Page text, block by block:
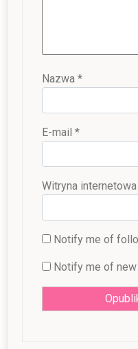
Nazwa *
E-mail *
Witryna internetowa
Notify me of
Notify me of